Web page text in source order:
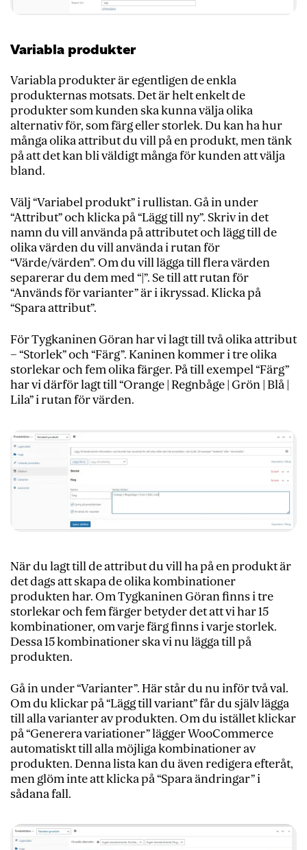
Variabla produkter
Variabla produkter är egentligen de enkla
produkternas motsats. Det är helt enkelt de
produkter som kunden ska kunna välja olika
alternativ för, som färg eller storlek.Du kan ha hur
många olika attribut du vill på en produkt, men tänk
på att det kan bli väldigt många för kunden att välja
bland.
Välj “Variabel produkt” i rullistan. Gåin under
“Attribut” och klicka på “Lägg till ny”. Skriv in det
namn du vill använda på attributet och lägg till de
olika värden du vill använda i rutan för
“Värde/värden”. Om du vill lägga till flera värden
separerar du dem med “|”. Se till att rutan för
“Används för varianter” är i ikryssad. Klicka på
“Spara attribut”.
För Tygkaninen Göran har vi lagt till två olika attribut
– “Storlek” och “Färg”. Kaninen kommer i tre olika
storlekar och fem olika färger. På till exempel “Färg”
har vi därför lagt till “Orange | Regnbåge | Grön | Blå |
Lila” i rutan för värden.
När du lagt till de attribut du vill ha på en produkt är
det dags att skapa de olika kombinationer
produkten har. Om Tygkaninen Göran finns i tre
storlekar och fem färger betyder det att vi har 15
kombinationer, om varje färg finns i varje storlek.
Dessa 15 kombinationer ska vi nu lägga till på
produkten.
Gå in under “Varianter”. Här står du nu inför två val.
Om du klickar på “Lägg till variant” får du själv lägga
till alla varianter av produkten. Om du istället klickar
på “Generera variationer” lägger WooCommerce
automatiskt till alla möjliga kombinationer av
produkten. Denna lista kan du även redigera efteråt,
men glöm inte att klicka på “Spara ändringar” i
sådana fall.